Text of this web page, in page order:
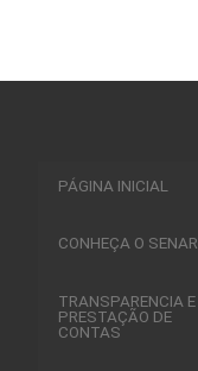
PÁGINA INICIAL
CONHEÇA O SENAR
TRANSPARENCIA E
PRESTAÇÃO DE
CONTAS